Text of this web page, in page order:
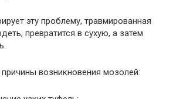
эту проблему, травмированная
превратится в сухую, а затем
возникновения мозолей: